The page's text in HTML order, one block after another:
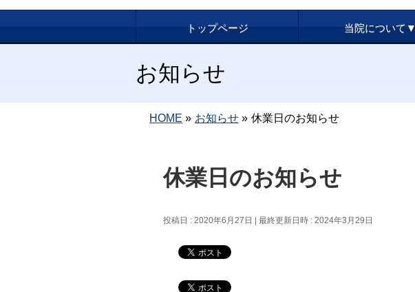
トップページ 当院について▼
お知らせ
HOME » お知らせ » 休業日のお知らせ
休業日のお知らせ
投稿日 : 2020年6月27日 最終更新日時 : 2024年3月29日